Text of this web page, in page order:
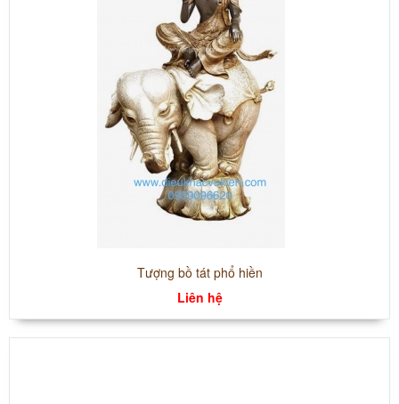
Tượng bồ tát phổ hiền
Liên hệ